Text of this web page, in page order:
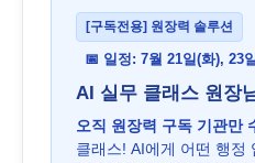
[구독전용] 원장력 솔루션
📅 일정: 7월 21일(화), 23
AI 실무 클래스 원장
오직 원장력 구독 기관만
클래스! AI에게 어떤 행정